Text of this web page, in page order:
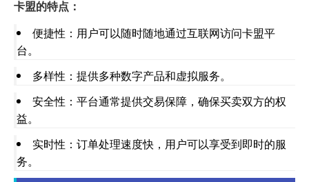
卡盟的特点：
便捷性：用户可以随时随地通过互联网访问卡盟平
台。
多样性：提供多种数字产品和虚拟服务。
安全性：平台通常提供交易保障，确保买卖双方的权
益。
实时性：订单处理速度快，用户可以享受到即时的服
务。